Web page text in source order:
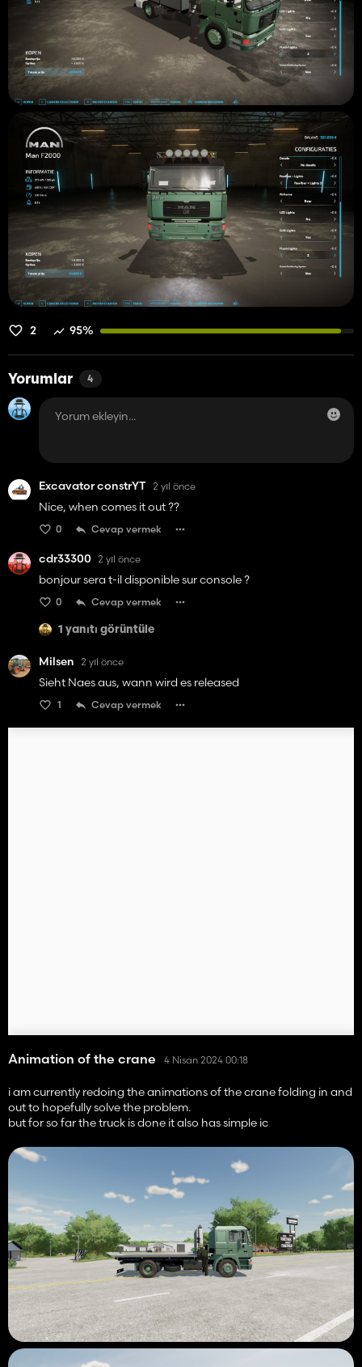
2 95%
Yorumlar 4
Excavator constrYT 2 yıl önce
Nice, when comes it out ??
0 Cevap vermek
cdr33300 2 yıl önce
bonjour sera t-il disponible sur console ?
0 Cevap vermek
1 yanıtı görüntüle
Milsen 2 yıl önce
Sieht Naes aus, wann wird es released
1 Cevap vermek
Animation of the crane 4 Nisan 2024 00:18
i am currently redoing the animations of the crane folding in and
out to hopefully solve the problem.
but for so far the truck is done it also has simple ic